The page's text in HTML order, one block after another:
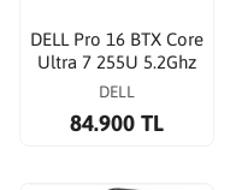
DELL Pro 16 BTX Core
Ultra 7 255U 5.2Ghz
16GB 512GB 16"
DELL
84.900 TL